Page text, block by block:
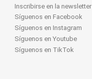
Inscribirse en la newsletter
Síguenos en Facebook
Síguenos en Instagram
Síguenos en Youtube
Síguenos en TikTok